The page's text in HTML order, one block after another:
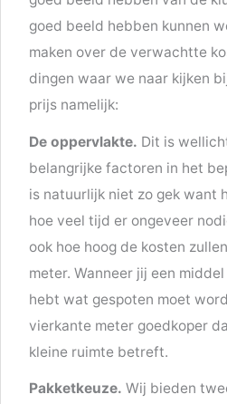
goed beeld hebben kunnen
maken over de verwachtte
dingen waar we naar kijken
prijs namelijk:
De oppervlakte. Dit is
belangrijke factoren in het
is natuurlijk niet zo gek want
hoe veel tijd er ongeveer
ook hoe hoog de kosten
meter. Wanneer jij een
hebt wat gespoten moet
vierkante meter goedkoper
kleine ruimte betreft.
Pakketkeuze. Wij bieden